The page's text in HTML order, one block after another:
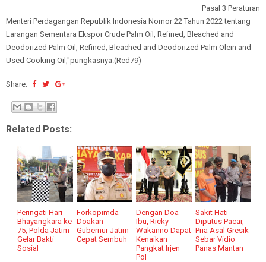
Pasal 3 Peraturan
Menteri Perdagangan Republik Indonesia Nomor 22 Tahun 2022 tentang
Larangan Sementara Ekspor Crude Palm Oil, Refined, Bleached and
Deodorized Palm Oil, Refined, Bleached and Deodorized Palm Olein and
Used Cooking Oil,"pungkasnya.(Red79)
Share:
Related Posts:
Peringati Hari
Bhayangkara ke
75, Polda Jatim
Gelar Bakti
Sosial
Forkopimda
Doakan
Gubernur Jatim
Cepat Sembuh
Dengan Doa
Ibu, Ricky
Wakanno Dapat
Kenaikan
Pangkat Irjen
Pol
Sakit Hati
Diputus Pacar,
Pria Asal Gresik
Sebar Vidio
Panas Mantan